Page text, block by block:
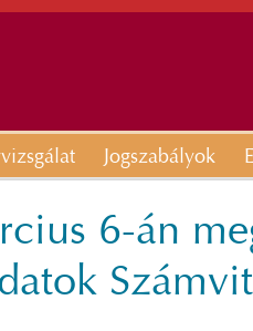
Jogszabályok
6-án